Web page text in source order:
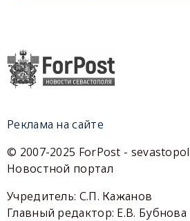
Реклама на сайте
© 2007-2025 ForPost -
Новостной портал
Учредитель: С.П. Кажанов
Главный редактор: Е.В. Бубнова